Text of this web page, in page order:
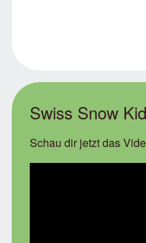
Swiss Snow
Schau dir jetzt das